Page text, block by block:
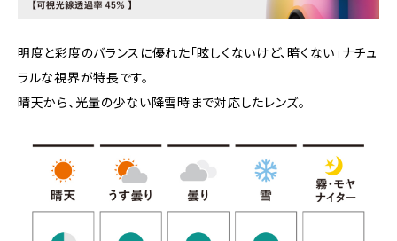
明度と彩度のバランスに優れた「眩しくないけど、暗くない」ナチュ
ラルな視界が特長です。
晴天から、光量の少ない降雪時まで対応したレンズ。